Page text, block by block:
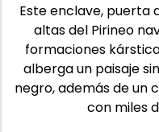
Este enclave, puerta
altas del Pirineo
formaciones
alberga un paisaje
negro, además de un
con miles